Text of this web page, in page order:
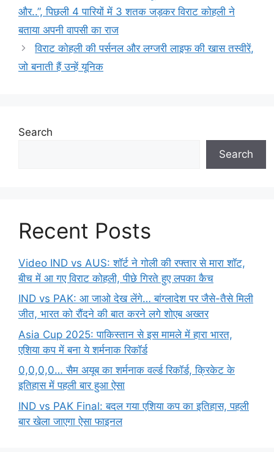
और..”, पिछली 4 पारियों में 3 शतक जड़कर विराट कोहली ने
बताया अपनी वापसी का राज
विराट कोहली की पर्सनल और लग्जरी लाइफ की खास तस्वीरें,
जो बनाती हैं उन्हें यूनिक
Search
Search
Recent Posts
Video IND vs AUS: शॉर्ट ने गोली की रफ्तार से मारा शॉट,
बीच में आ गए विराट कोहली, पीछे गिरते हुए लपका कैच
IND vs PAK: आ जाओ देख लेंगे… बांग्लादेश पर जैसे-तैसे मिली
जीत, भारत को रौंदने की बात करने लगे शोएब अख्तर
Asia Cup 2025: पाकिस्तान से इस मामले में हारा भारत,
एशिया कप में बना ये शर्मनाक रिकॉर्ड
0,0,0,0… सैम अयूब का शर्मनाक वर्ल्ड रिकॉर्ड, क्रिकेट के
इतिहास में पहली बार हुआ ऐसा
IND vs PAK Final: बदल गया एशिया कप का इतिहास, पहली
बार खेला जाएगा ऐसा फाइनल